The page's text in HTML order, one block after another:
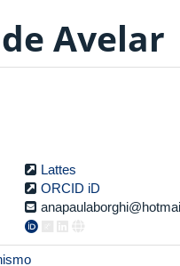
Avelar
Lattes
ORCID iD